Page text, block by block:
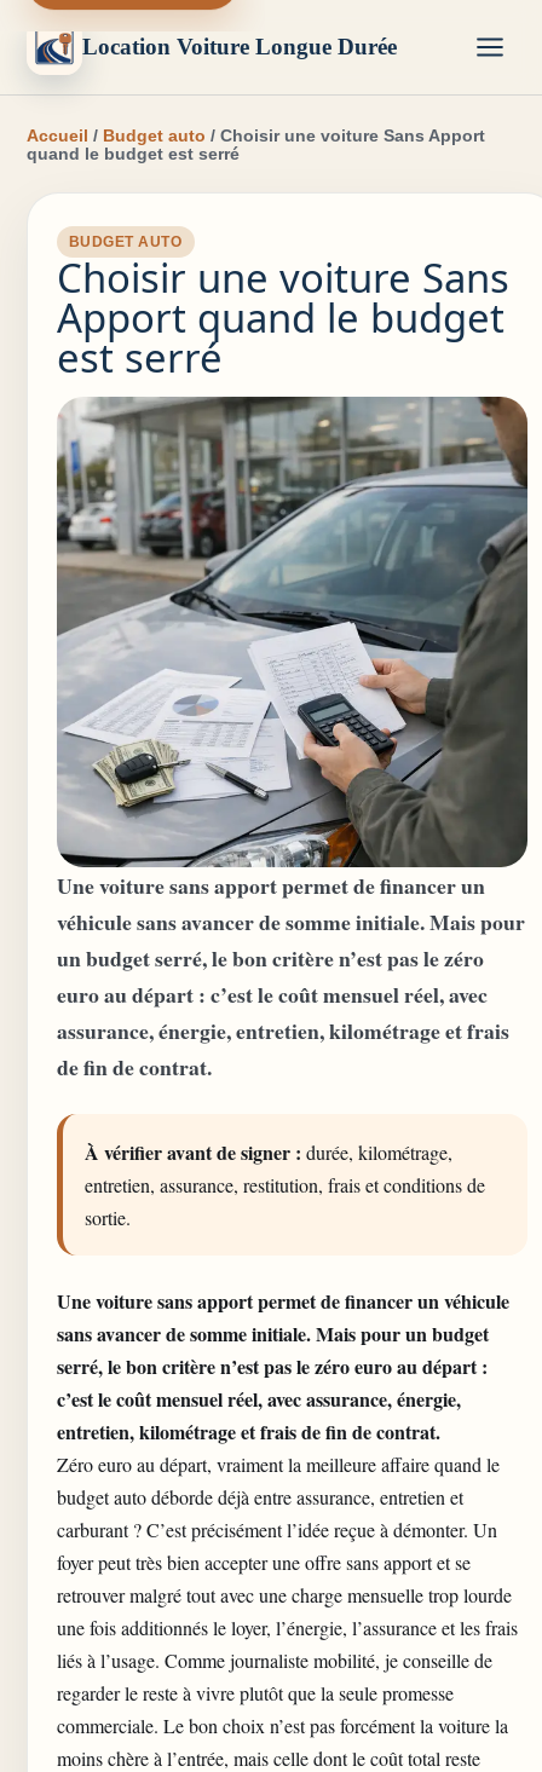
Location Voiture Longue Durée
Accueil / Budget auto / Choisir une voiture Sans Apport
quand le budget est serré
BUDGET AUTO
Choisir une voiture Sans
Apport quand le budget
est serré
Une voiture sans apport permet de financer un
véhicule sans avancer de somme initiale. Mais pour
un budget serré, le bon critère n’est pas le zéro
euro au départ : c’est le coût mensuel réel, avec
assurance, énergie, entretien, kilométrage et frais
de fin de contrat.
À vérifier avant de signer : durée, kilométrage,
entretien, assurance, restitution, frais et conditions de
sortie.
Unevoiture sans apportpermet de financer un véhicule
sans avancer de somme initiale. Mais pour un budget
serré, le bon critère n’est pas le zéro euro au départ :
c’est le coût mensuel réel, avec assurance, énergie,
entretien, kilométrage et frais de fin de contrat.
Zéro euro au départ, vraiment la meilleure affaire quand le
budget autodéborde déjà entre assurance, entretien et
carburant ? C’est précisément l’idée reçue à démonter. Un
foyer peut très bien accepter une offre sans apport et se
retrouver malgré tout avec une charge mensuelle trop lourde
une fois additionnés le loyer, l’énergie, l’assurance et les frais
liés à l’usage. Comme journaliste mobilité, je conseille de
regarder le reste à vivre plutôt que la seule promesse
commerciale. Le bon choix n’est pas forcément la voiture la
moins chère à l’entrée, mais celle dont le coût total reste